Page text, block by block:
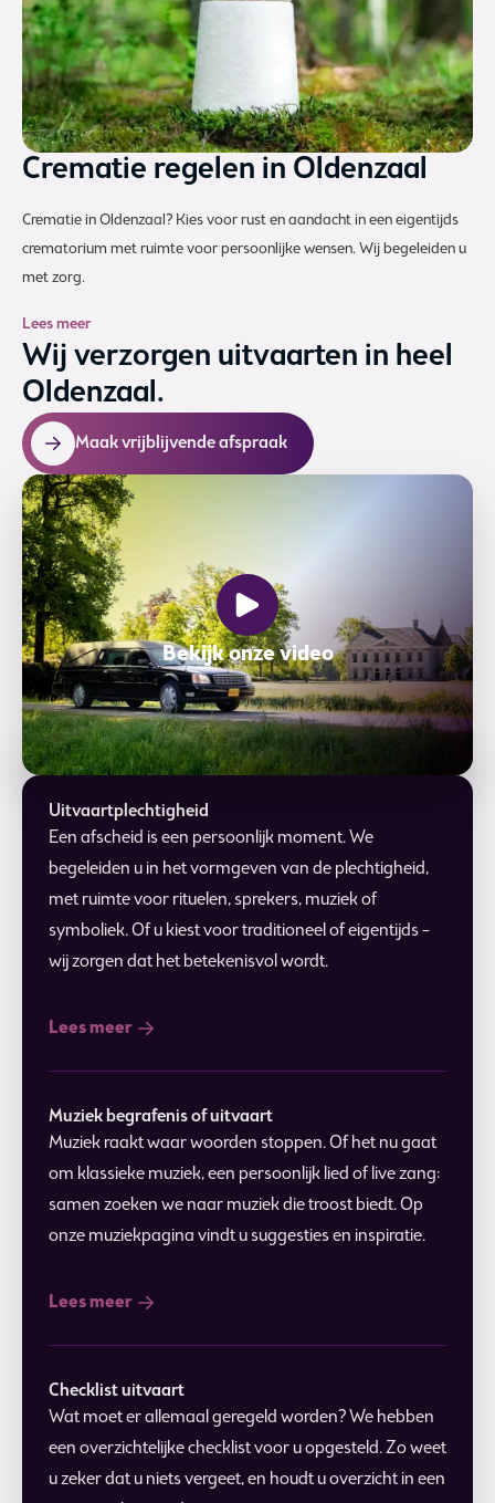
Crematie regelen in Oldenzaal
Crematie in Oldenzaal? Kies voor rust en aandacht in een eigentijds
crematorium met ruimte voor persoonlijke wensen. Wij begeleiden u
met zorg.
Lees meer
Wij verzorgen uitvaarten in heel
Oldenzaal.
Maak vrijblijvende afspraak
Bekijk onze video
Uitvaartplechtigheid
Een afscheid is een persoonlijk moment. We
begeleiden u in het vormgeven van de plechtigheid,
met ruimte voor rituelen, sprekers, muziek of
symboliek. Of u kiest voor traditioneel of eigentijds –
wij zorgen dat het betekenisvol wordt.
Lees meer
Muziek begrafenis of uitvaart
Muziek raakt waar woorden stoppen. Of het nu gaat
om klassieke muziek, een persoonlijk lied of live zang:
samen zoeken we naar muziek die troost biedt. Op
onze muziekpagina vindt u suggesties en inspiratie.
Lees meer
Checklist uitvaart
Wat moet er allemaal geregeld worden? We hebben
een overzichtelijke checklist voor u opgesteld. Zo weet
u zeker dat u niets vergeet, en houdt u overzicht in een